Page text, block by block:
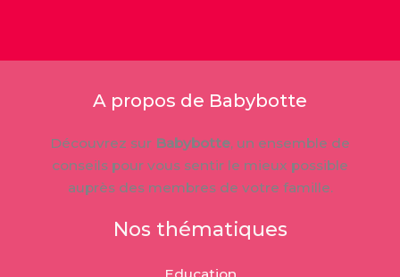
A propos de Babybotte
Découvrez sur Babybotte, un ensemble de
conseils pour vous sentir le mieux possible
auprès des membres de votre famille.
Nos thématiques